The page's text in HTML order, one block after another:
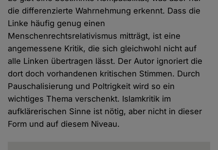
die differenzierte Wahrnehmung erkennt. Dass die
Linke häufig genug einen
Menschenrechtsrelativismus mitträgt, ist eine
angemessene Kritik, die sich gleichwohl nicht auf
alle Linken übertragen lässt. Der Autor ignoriert die
dort doch vorhandenen kritischen Stimmen. Durch
Pauschalisierung und Poltrigkeit wird so ein
wichtiges Thema verschenkt. Islamkritik im
aufklärerischen Sinne ist nötig, aber nicht in dieser
Form und auf diesem Niveau.